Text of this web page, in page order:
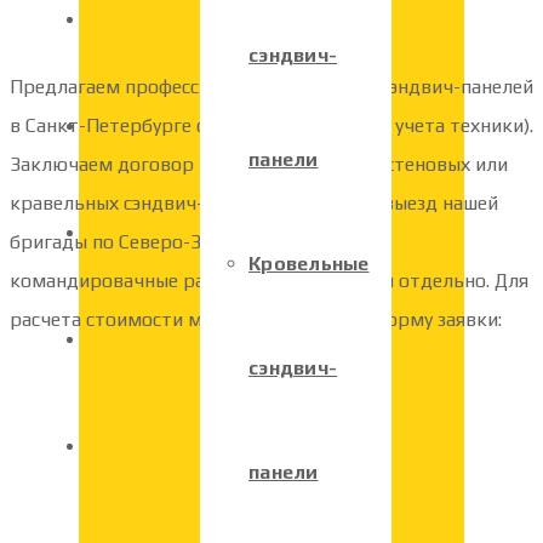
Заказать сэндвич-панели
Фасонные элементы
сэндвич-
панели
Кровельные
сэндвич-
панели
Предлагаем профессиональный монтаж сэндвич-панелей
в Санкт-Петербурге от 300 руб. за м2 (без учета техники).
Заключаем договор на монтаж от 50 м2 стеновых или
кравельных сэндвич-панелей. Возможен выезд нашей
бригады по Северо-Западному региону
командировачные расходы оплачиваются отдельно. Для
расчета стоимости монтажа заполните форму заявки: